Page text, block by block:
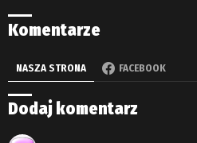
Komentarze
NASZA STRONA FACEBOOK
Dodaj komentarz